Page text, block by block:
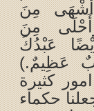
الرَّبِّ حَقٌّ عَادِلَةٌ كُلُّهَا. 10أَشْهَى مِنَ
مِنَ
وَقَطْرِ الشِّهَادِ. 11أَيْضًا عَبْدُكَ
عَظِيمٌ.)
كثيرة
حكماء